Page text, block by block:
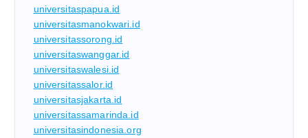
universitaspapua.id
universitasmanokwari.id
universitassorong.id
universitaswanggar.id
universitaswalesi.id
universitassalor.id
universitasjakarta.id
universitassamarinda.id
universitasindonesia.org